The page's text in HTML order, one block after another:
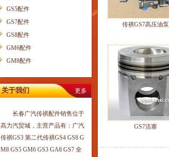
GS5配件
GS7配件
GS8配件
GM6配件
GM8配件
更多
关于我们
长春广汽传祺配件销售位于
高力汽贸城，主营产品有：广汽
传祺GS3 第二代传祺GS4 GS8 G
M8 GS5 GM6 GS3 GA8 GS7 全
传祺GS7高压油泵
GS7活塞